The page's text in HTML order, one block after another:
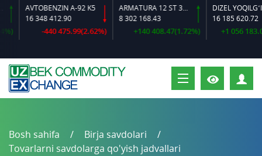
AVTOBENZIN A-92 K5
16 348 412.90
-440 475.99(2.62%)
ARMATURA 12 ST 35 GS O‘LCHAMLI
8 302 168.43
+140 408.47(1.72%)
DIZEL YOQILG‘ISI
16 185 620.72
+1 056
Bosh sahifa
Birja savdolari
Tovarlarni savdolarga qo'yish jadvallari